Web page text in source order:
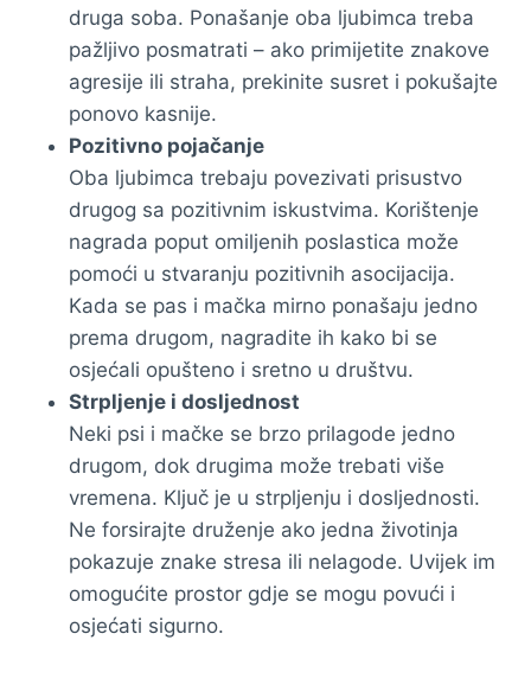
druga soba. Ponašanje oba ljubimca treba
pažljivo posmatrati – ako primijetite znakove
agresije ili straha, prekinite susret i pokušajte
ponovo kasnije.
Pozitivno pojačanje
Oba ljubimca trebaju povezivati prisustvo
drugog sa pozitivnim iskustvima. Korištenje
nagrada poput omiljenih poslastica može
pomoći u stvaranju pozitivnih asocijacija.
Kada se pas i mačka mirno ponašaju jedno
prema drugom, nagradite ih kako bi se
osjećali opušteno i sretno u društvu.
Strpljenje i dosljednost
Neki psi i mačke se brzo prilagode jedno
drugom, dok drugima može trebati više
vremena. Ključ je u strpljenju i dosljednosti.
Ne forsirajte druženje ako jedna životinja
pokazuje znake stresa ili nelagode. Uvijek im
omogućite prostor gdje se mogu povući i
osjećati sigurno.